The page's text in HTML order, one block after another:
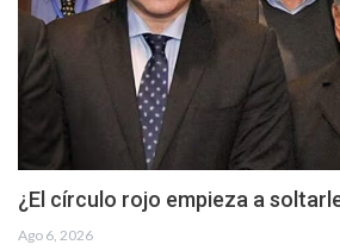
¿El círculo rojo empieza a
Ago 6, 2026